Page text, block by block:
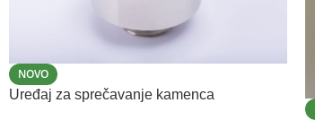
NOVO
Uređaj za sprečavanje kamenca